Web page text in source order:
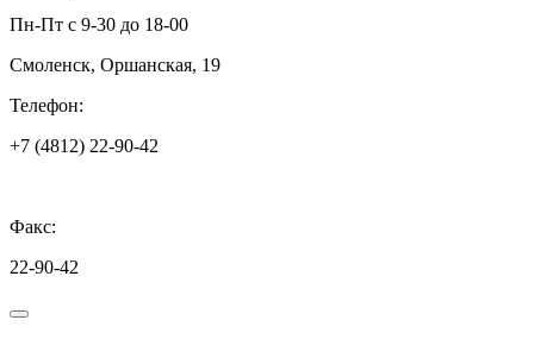
Пн-Пт с 9-30 до 18-00
Смоленск, Оршанская, 19
Телефон:
+7 (4812) 22-90-42
Факс:
22-90-42